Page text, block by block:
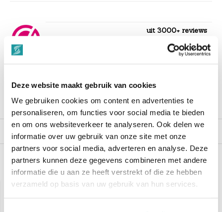
Deze website maakt gebruik van cookies
We gebruiken cookies om content en advertenties te
personaliseren, om functies voor social media te bieden
en om ons websiteverkeer te analyseren. Ook delen we
informatie over uw gebruik van onze site met onze
partners voor social media, adverteren en analyse. Deze
partners kunnen deze gegevens combineren met andere
informatie die u aan ze heeft verstrekt of die ze hebben
verzameld op basis van uw gebruik van hun services.
uit 3000+ reviews
Productomschrijving
Recent bekeken